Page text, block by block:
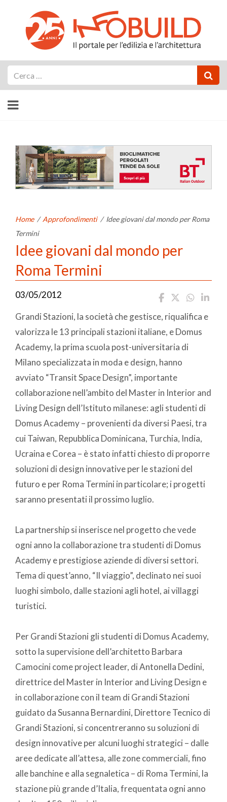
Home / Approfondimenti / Idee giovani dal mondo per Roma
Termini
Idee giovani dal mondo per
Roma Termini
03/05/2012
Grandi Stazioni, la società che gestisce, riqualifica e
valorizza le 13 principali stazioni italiane, e Domus
Academy, la prima scuola post-universitaria di
Milano specializzata in moda e design, hanno
avviato “Transit Space Design”, importante
collaborazione nell’ambito del Master in Interior and
Living Design dell’Istituto milanese: agli studenti di
Domus Academy – provenienti da diversi Paesi, tra
cui Taiwan, Repubblica Dominicana, Turchia, India,
Ucraina e Corea – è stato infatti chiesto di proporre
soluzioni di design innovative per le stazioni del
futuro e per Roma Termini in particolare; i progetti
saranno presentati il prossimo luglio.
La partnership si inserisce nel progetto che vede
ogni anno la collaborazione tra studenti di Domus
Academy e prestigiose aziende di diversi settori.
Tema di quest’anno, “Il viaggio”, declinato nei suoi
luoghi simbolo, dalle stazioni agli hotel, ai villaggi
turistici.
Per Grandi Stazioni gli studenti di Domus Academy,
sotto la supervisione dell’architetto Barbara
Camocini come project leader, di Antonella Dedini,
direttrice del Master in Interior and Living Design e
in collaborazione con il team di Grandi Stazioni
guidato da Susanna Bernardini, Direttore Tecnico di
Grandi Stazioni, si concentreranno su soluzioni di
design innovative per alcuni luoghi strategici – dalle
aree dedicate all’attesa, alle zone commerciali, fino
alle banchine e alla segnaletica – di Roma Termini, la
stazione più grande d’Italia, frequentata ogni anno